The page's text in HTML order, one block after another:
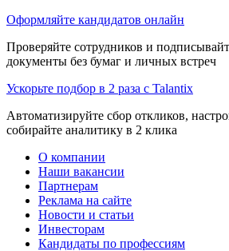
Оформляйте кандидатов онлайн
Проверяйте сотрудников и
документы без бумаг и личных встреч
Ускорьте подбор в 2 раза с Talantix
Автоматизируйте сбор откликов,
собирайте аналитику в 2 клика
О компании
Наши вакансии
Партнерам
Реклама на сайте
Новости и статьи
Инвесторам
Кандидаты по профессиям